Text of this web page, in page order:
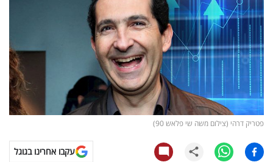
דעות
רכילות
עסקית
קריפטו
ויראלי
טלוויזיה
פטריק דרהי (צילום משה שי פלאש 90)
עקבו אחרינו בגוגל